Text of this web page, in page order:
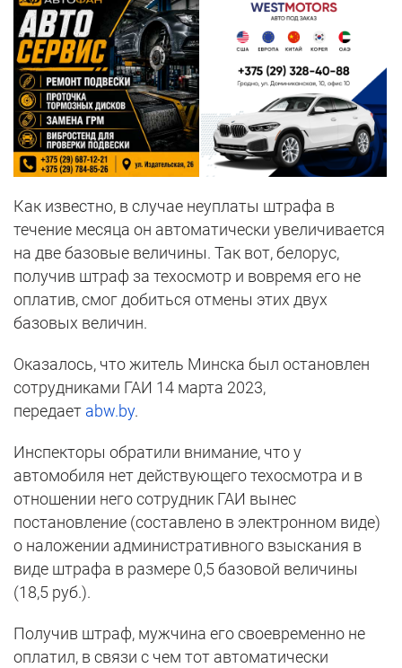
Как известно, в случае неуплаты штрафа в
течение месяца он автоматически увеличивается
на две базовые величины. Так вот, белорус,
получив штраф за техосмотр и вовремя его не
оплатив, смог добиться отмены этих двух
базовых величин.
Оказалось, что житель Минска был остановлен
сотрудниками ГАИ 14 марта 2023,
передает abw.by.
Инспекторы обратили внимание, что у
автомобиля нет действующего техосмотра и в
отношении него сотрудник ГАИ вынес
постановление (составлено в электронном виде)
о наложении административного взыскания в
виде штрафа в размере 0,5 базовой величины
(18,5 руб.).
Получив штраф, мужчина его своевременно не
оплатил, в связи с чем тот автоматически